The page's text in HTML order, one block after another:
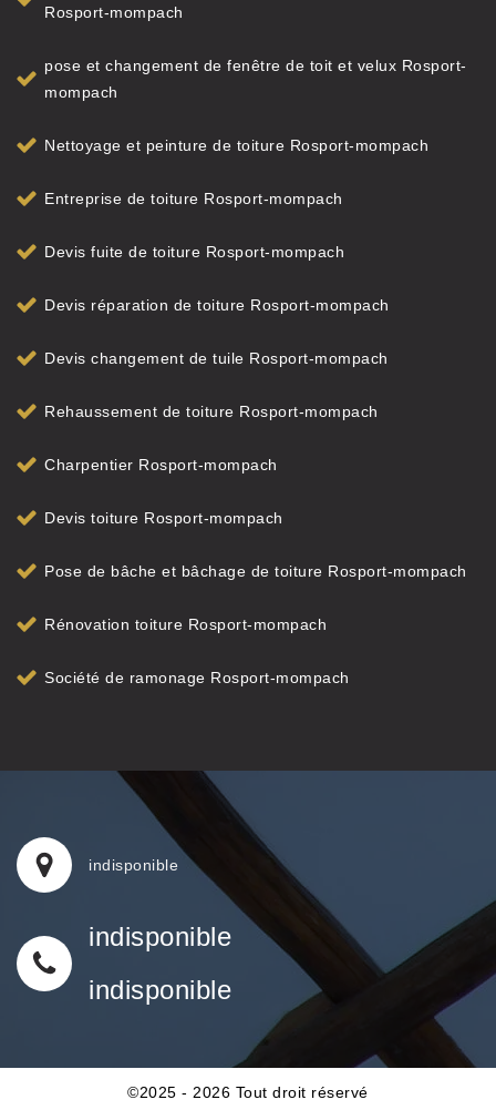
Rosport-mompach
pose et changement de fenêtre de toit et velux Rosport-
mompach
Nettoyage et peinture de toiture Rosport-mompach
Entreprise de toiture Rosport-mompach
Devis fuite de toiture Rosport-mompach
Devis réparation de toiture Rosport-mompach
Devis changement de tuile Rosport-mompach
Rehaussement de toiture Rosport-mompach
Charpentier Rosport-mompach
Devis toiture Rosport-mompach
Pose de bâche et bâchage de toiture Rosport-mompach
Rénovation toiture Rosport-mompach
Société de ramonage Rosport-mompach
indisponible
indisponible
indisponible
©2025 - 2026 Tout droit réservé